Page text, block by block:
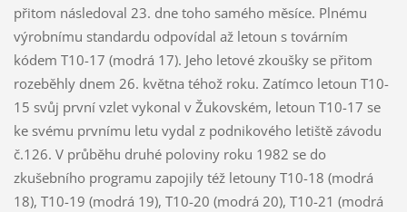
přitom následoval 23. dne toho samého měsíce. Plnému
výrobnímu standardu odpovídal až letoun s továrním
kódem T10-17 (modrá 17). Jeho letové zkoušky se přitom
rozeběhly dnem 26. května téhož roku. Zatímco letoun T10-
15 svůj první vzlet vykonal v Žukovském, letoun T10-17 se
ke svému prvnímu letu vydal z podnikového letiště závodu
č.126. V průběhu druhé poloviny roku 1982 se do
zkušebního programu zapojily též letouny T10-18 (modrá
18), T10-19 (modrá 19), T10-20 (modrá 20), T10-21 (modrá